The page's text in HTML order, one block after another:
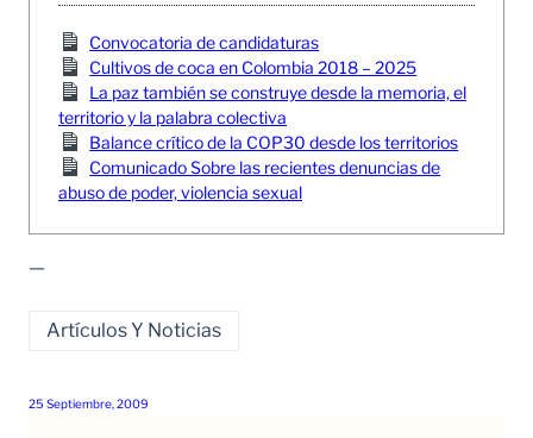
Convocatoria de candidaturas
Cultivos de coca en Colombia 2018 – 2025
La paz también se construye desde la memoria, el
territorio y la palabra colectiva
Balance crítico de la COP30 desde los territorios
Comunicado Sobre las recientes denuncias de
abuso de poder, violencia sexual
—
Artículos Y Noticias
25 Septiembre, 2009